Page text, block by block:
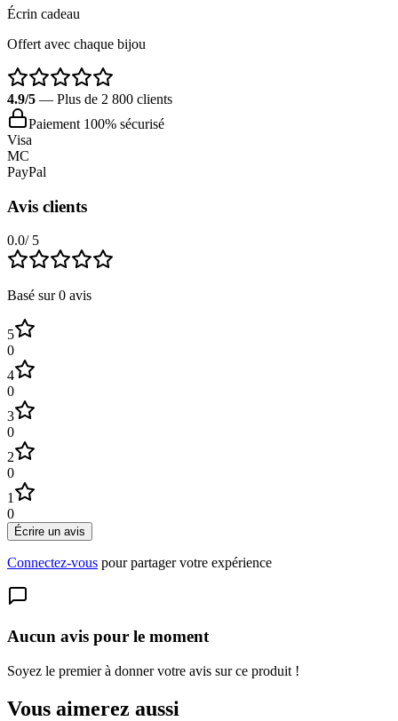
Écrin cadeau
Offert avec chaque bijou
4.9/5 — Plus de 2 800 clients
Paiement 100% sécurisé
Visa
MC
PayPal
Avis clients
0.0/ 5
Basé sur0 avis
5
0
4
0
3
0
2
0
1
0
Écrire un avis
Connectez-vous pour partager votre expérience
Aucun avis pour le moment
Soyez le premier à donner votre avis sur ce produit !
Vous aimerez aussi